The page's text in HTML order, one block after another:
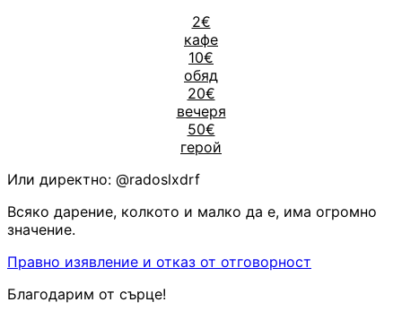
2€
кафе
10€
обяд
20€
вечеря
50€
герой
Или директно: @radoslxdrf
Всяко дарение, колкото и малко да е, има огромно
значение.
Правно изявление и отказ от отговорност
Благодарим от сърце!